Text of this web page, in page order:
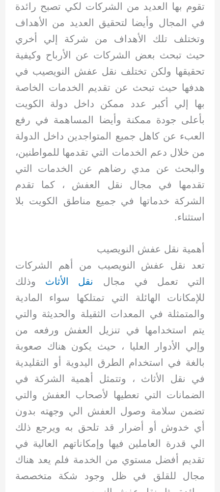
تقوم بها العديد من الشركات لكي تصبح رائدة
في المجال وأيضا لتحقيق العديد من الأهداف
وتختلف تلك الأهداف من شركة إلي أخري
حيث تبحث بعض الشركات عن الأرباح وكيفية
تحقيقها ولكن تختلف نقل عفش النويصيب في
هدفها حيث تبحث عن تقديم الخدمات الخاصة
بها إلي أكبر عدد ممكن داخل دولة الكويت
بأعلى جودة ممكنة وأيضا المساهمة في رفع
العبء عن كاهل جميع المتواجدين داخل الدولة
من خلال دعم الخدمات التي تقدمها للمواطنين،
والبحث عن مدي رضاهم عن الخدمات التي
تقدمها في مجال نقل العفش ، كما تقدم
الشركة خدماتها في جميع مناطق الكويت بلا
استثناء.
أهمية نقل عفش النويصيب
تعد نقل عفش النويصيب من أهم الشركات
التي تعمل في مجال نقل الأثاث وذلك
للإمكانات الهائلة التي تمتلكها سواء المادية
والمتمثلة في المعدات الثقيلة والحديثة والتي
يتم استخدامها في تنزيل العفش ورفعه من
وإلي الأدوار العليا ، حيث يكون هناك صعوبة
بالغة في استخدام الطرق اليدوية أو التقليدية
في نقل الأثاث ، وتتمثل أهمية الشركة في
الضمانات التي تعطيها لأصحاب العفش والتي
تضمن سلامة وصول العفش الي وجهته بدون
أي خدوش أو أضرار قد تلحق به ويرجع ذلك
الي قدرة العاملين فيها وإمكاناتهم العالية في
تقديم أفضل مستوي من الخدمة فلم يعد هناك
مجال للقلق في ظل وجود شكة متخصصة